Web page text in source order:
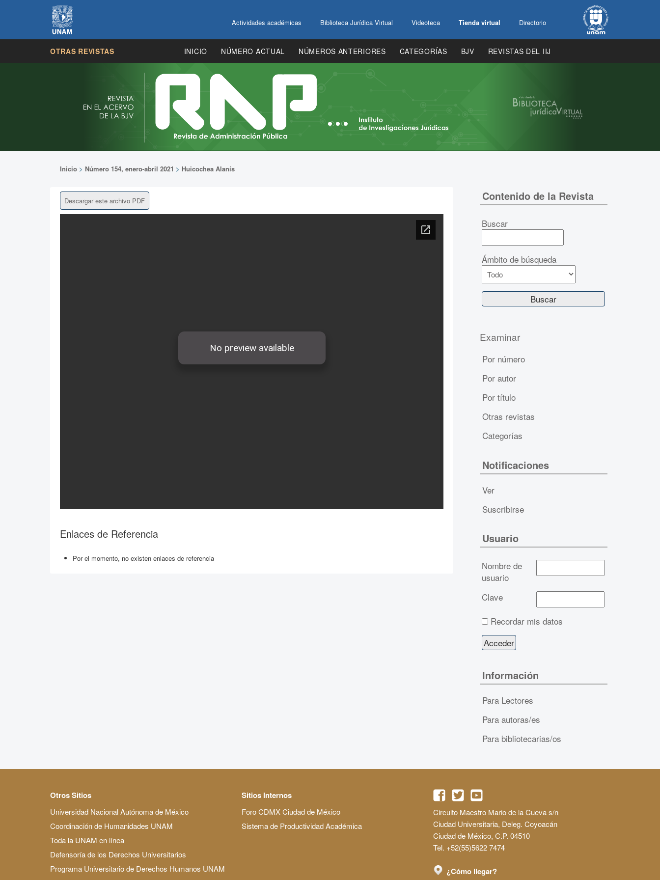
Actividades académicas Biblioteca Jurídica Virtual Videoteca Tienda virtual Directorio
OTRAS REVISTAS INICIO NÚMERO ACTUAL NÚMEROS ANTERIORES CATEGORÍAS BJV REVISTAS DEL IIJ
Inicio > Número 154, enero-abril 2021 > Huicochea Alanís
Descargar este archivo PDF
Enlaces de Referencia
Por el momento, no existen enlaces de referencia
Contenido de la Revista
Buscar
Ámbito de búsqueda
Examinar
Por número
Por autor
Por título
Otras revistas
Categorías
Notificaciones
Ver
Suscribirse
Usuario
Nombre de
usuario
Clave
Recordar mis datos
Información
Para Lectores
Para autoras/es
Para bibliotecarias/os
Otros Sitios
Universidad Nacional Autónoma de México
Coordinación de Humanidades UNAM
Toda la UNAM en línea
Defensoría de los Derechos Universitarios
Programa Universitario de Derechos Humanos UNAM
Sitios Internos
Foro CDMX Ciudad de México
Sistema de Productividad Académica
Circuito Maestro Mario de la Cueva s/n
Ciudad Universitaria, Deleg. Coyoacán
Ciudad de México, C.P. 04510
Tel. +52(55)5622 7474
¿Cómo llegar?